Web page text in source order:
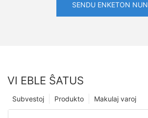
SENDU ENKETON NUN
VI EBLE ŜATUS
Makulaj varoj
Produkto
Subvestoj